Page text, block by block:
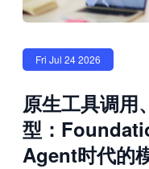
Fri Jul 24 2026
原生工具调用
型：
Agent时代的